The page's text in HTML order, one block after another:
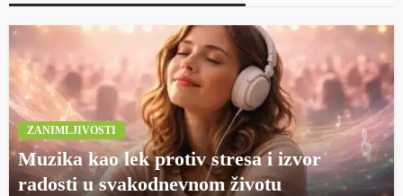
ZANIMLJIVOSTI
Muzika kao lek protiv stresa i izvor
radosti u svakodnevnom životu